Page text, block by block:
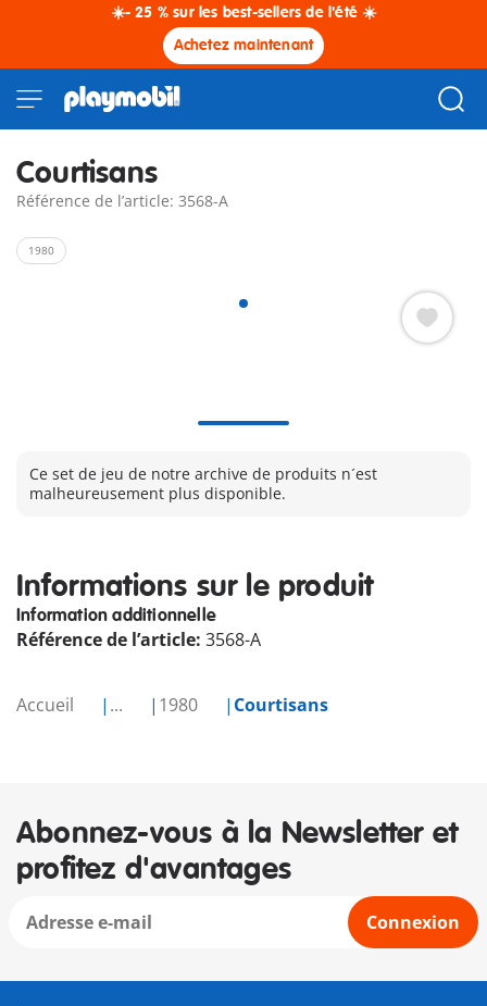
☀️- 25 % sur les best-sellers de l'été ☀️
Achetez maintenant
Accueil ... 1980 Courtisans
Courtisans
Référence de l’article: 3568-A
1980
Ce set de jeu de notre archive de produits n´est
malheureusement plus disponible.
Informations sur le produit
Information additionnelle
Référence de l’article: 3568-A
Abonnez-vous à la Newsletter et
profitez d'avantages
Connexion